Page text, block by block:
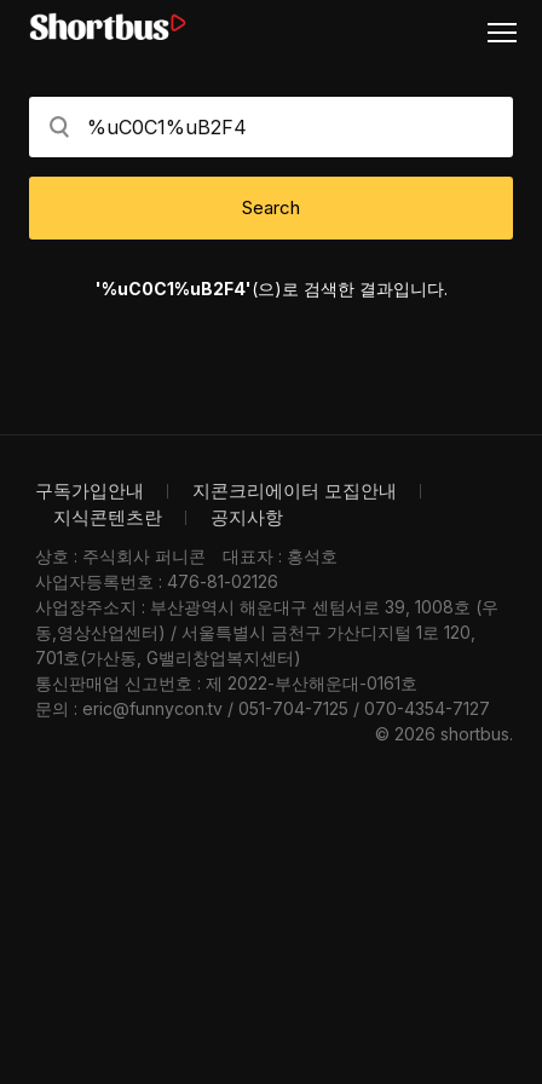
Search
'%uC0C1%uB2F4'(으)로 검색한 결과입니다.
구독가입안내
지콘크리에이터 모집안내
지식콘텐츠란
공지사항
상호 : 주식회사 퍼니콘
대표자 : 홍석호
사업자등록번호 : 476-81-02126
사업장주소지 : 부산광역시 해운대구 센텀서로 39, 1008호 (우
동,영상산업센터) / 서울특별시 금천구 가산디지털 1로 120,
701호(가산동, G밸리창업복지센터)
통신판매업 신고번호 : 제 2022-부산해운대-0161호
문의 : eric@funnycon.tv / 051-704-7125 / 070-4354-7127
© 2026 shortbus.